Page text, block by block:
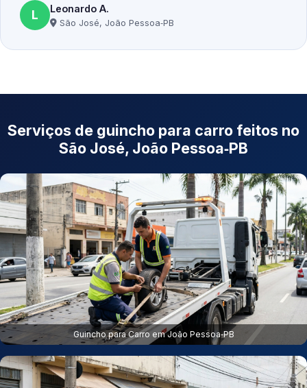
L Leonardo A.
São José, João Pessoa‑PB
Serviços de guincho para carro feitos no
São José, João Pessoa‑PB
Guincho para Carro em João Pessoa‑PB